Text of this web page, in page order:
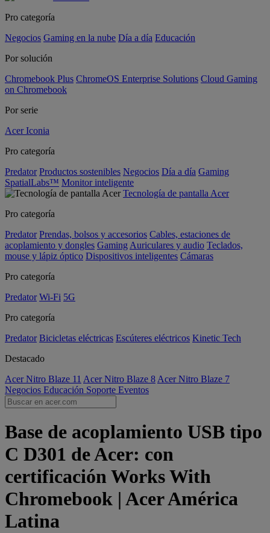
Pro categoría
Negocios Gaming en la nube Día a día Educación
Por solución
Chromebook Plus ChromeOS Enterprise Solutions Cloud Gaming
on Chromebook
Por serie
Acer Iconia
Pro categoría
Predator Productos sostenibles Negocios Día a día Gaming
SpatialLabs™ Monitor inteligente
Tecnología de pantalla Acer
Pro categoría
Predator Prendas, bolsos y accesorios Cables, estaciones de
acoplamiento y dongles Gaming Auriculares y audio Teclados,
mouse y lápiz óptico Dispositivos inteligentes Cámaras
Pro categoría
Predator Wi-Fi 5G
Pro categoría
Predator Bicicletas eléctricas Escúteres eléctricos Kinetic Tech
Destacado
Acer Nitro Blaze 11 Acer Nitro Blaze 8 Acer Nitro Blaze 7
Negocios Educación Soporte Eventos
Base de acoplamiento USB tipo
C D301 de Acer: con
certificación Works With
Chromebook | Acer América
Latina